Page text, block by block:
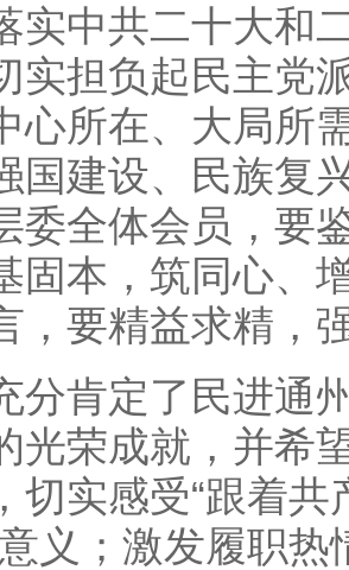
实中共二十大和
实担负起民主党
心所在、大局所
国建设、民族复
委全体会员，要
固本，筑同心、
，要精益求精，
肯定了民进通州
光荣成就，并希
切实感受“跟着
义；激发履职